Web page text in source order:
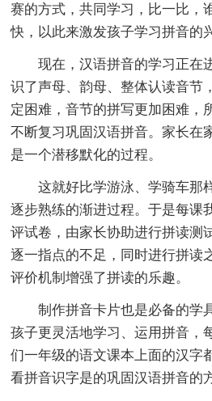
赛的方式，共同学习，比一比，
快，以此来激发孩子学习拼音的
现在，汉语拼音的学习正在
识了声母、韵母、整体认读音节
定困难，音节的拼写更加困难，
不断复习巩固汉语拼音。家长在
是一个潜移默化的过程。
这就好比学游泳、学骑车那样
逐步熟练的渐进过程。于是每课
评试卷，由家长协助进行拼读测
逐一指点的不足，同时进行拼读
评价机制增强了拼读的乐趣。
制作拼音卡片也是必备的学
孩子更灵活地学习、运用拼音，
们一年级的语文课本上面的汉字
看拼音识字是的巩固汉语拼音的